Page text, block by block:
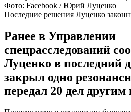
Фото: Facebook / Юрий Луценко
Последние решения Луценко
Ранее в Управлении
спецрасследований
Луценко в последний
закрыл одно
передал 20 дел другим